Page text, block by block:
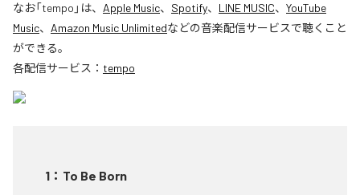
なお「tempo 」は、 Apple Music、 Spotify、 LINE MUSIC、 YouTube
Music、 Amazon Music Unlimitedなどの音楽配信サービスで聴くこと
ができる。
各配信サービス： tempo
1 ： To Be Born